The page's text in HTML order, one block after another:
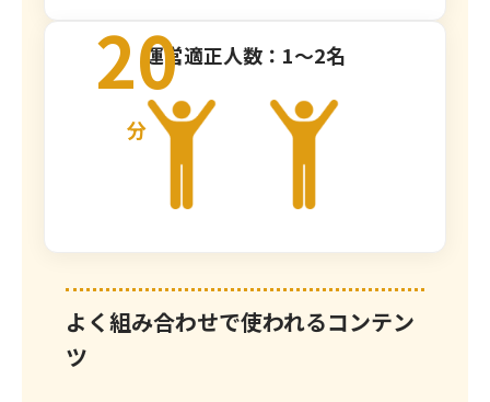
20
分
運営適正人数：1～2名
よく組み合わせで使われるコンテン
ツ